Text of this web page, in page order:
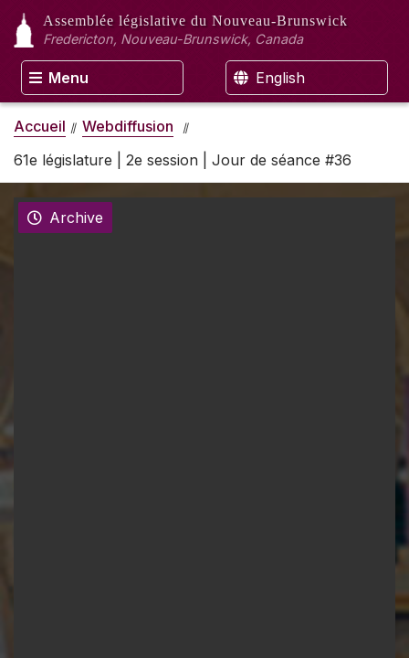
Assemblée législative du Nouveau-Brunswick
Fredericton, Nouveau-Brunswick, Canada
Menu English
Accueil
Webdiffusion
61e législature | 2e session | Jour de séance #36
Archive